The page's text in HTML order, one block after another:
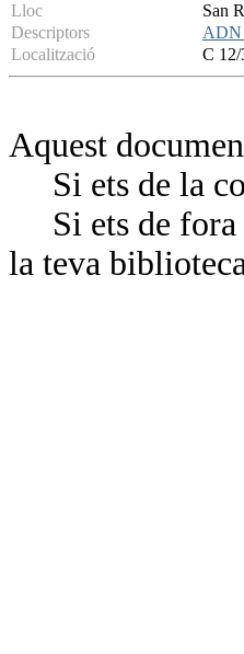
Lloc
San
Descriptors
ADN
Localització
C 12/
Aquest
Si ets de la
Si ets de fora
la teva